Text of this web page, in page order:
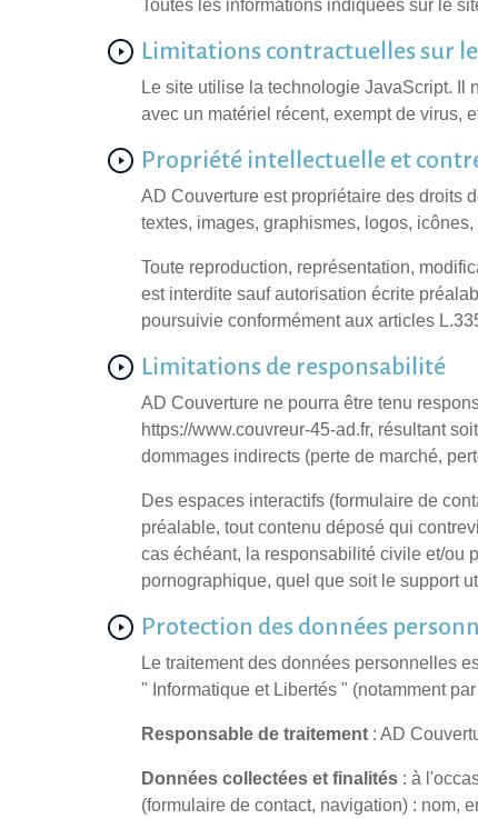
Toutes les informations indiquées sur le
Limitations contractuelles sur
Le site utilise la technologie JavaScript. Il
avec un matériel récent, exempt de virus,
Propriété intellectuelle et
AD Couverture est propriétaire des droits
textes, images, graphismes, logos,
Toute reproduction, représentation,
est interdite sauf autorisation écrite
poursuivie conformément aux articles
Limitations de responsabilité
AD Couverture ne pourra être tenu
https://www.couvreur-45-ad.fr, résultant
dommages indirects (perte de marché,
Des espaces interactifs (formulaire de
préalable, tout contenu déposé qui
cas échéant, la responsabilité civile et/ou
pornographique, quel que soit le support
Protection des données
Le traitement des données personnelles
" Informatique et Libertés " (notamment
Responsable de traitement : AD
Données collectées et finalités : à
(formulaire de contact, navigation) : nom,